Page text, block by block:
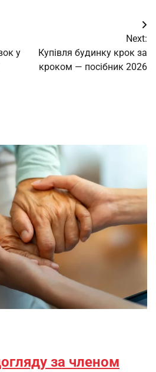
у
Next:
Купівля будинку крок за
кроком — посібник 2026
за членом